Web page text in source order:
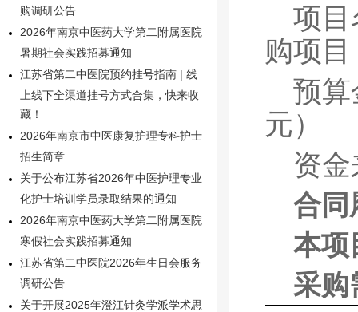
购调研公告
2026年南京中医药大学第二附属医院
暑期社会实践招募通知
江苏省第二中医院预约挂号指南 | 线
上线下全渠道挂号方式合集，快来收
藏！
2026年南京市中医康复护理专科护士
招生简章
关于公布江苏省2026年中医护理专业
化护士培训学员录取结果的通知
2026年南京中医药大学第二附属医院
寒假社会实践招募通知
江苏省第二中医院2026年生日会服务
调研公告
关于开展2025年澄江针灸学派学术思
项目
购项目
预算
元）
资
合同
本项
采购